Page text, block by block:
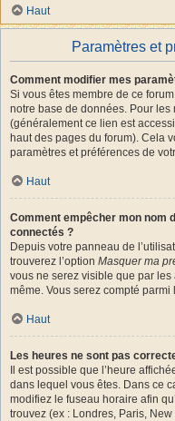
Haut
Paramètres et
Comment modifier mes
Si vous êtes membre de ce
notre base de données. Pour les
(généralement ce lien est
haut des pages du forum). Cela
paramètres et préférences de
Haut
Comment empêcher mon nom
connectés ?
Depuis votre panneau de
trouverez l’option Masquer ma
vous ne serez visible que par
même. Vous serez compté
Haut
Les heures ne sont pas
Il est possible que l’heure
dans lequel vous êtes. Dans ce
modifiez le fuseau horaire afin
trouvez (ex : Londres, Paris,